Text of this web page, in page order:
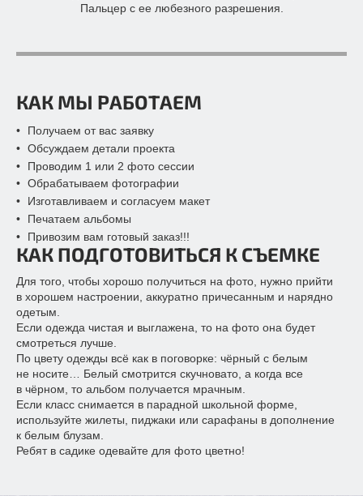
Пальцер с ее любезного разрешения.
КАК МЫ РАБОТАЕМ
Получаем от вас заявку
Обсуждаем детали проекта
Проводим 1 или 2 фото сессии
Обрабатываем фотографии
Изготавливаем и согласуем макет
Печатаем альбомы
Привозим вам готовый заказ!!!
КАК ПОДГОТОВИТЬСЯ К СЪЕМКЕ
Для того, чтобы хорошо получиться на фото, нужно прийти
в хорошем настроении, аккуратно причесанным и нарядно
одетым.
Если одежда чистая и выглажена, то на фото она будет
смотреться лучше.
По цвету одежды всё как в поговорке: чёрный с белым
не носите… Белый смотрится скучновато, а когда все
в чёрном, то альбом получается мрачным.
Если класс снимается в парадной школьной форме,
используйте жилеты, пиджаки или сарафаны в дополнение
к белым блузам.
Ребят в садике одевайте для фото цветно!